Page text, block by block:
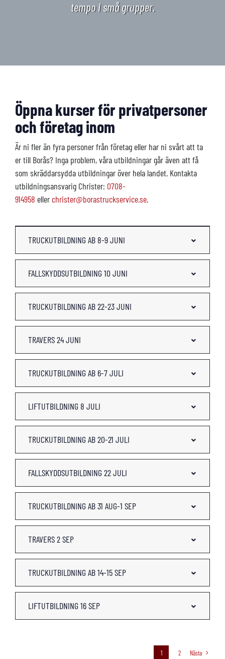
tempo i små grupper.
Öppna kurser för privatpersoner
och företag inom
Är ni fler än fyra personer från företag eller har ni svårt att ta
er till Borås? Inga problem, våra utbildningar går även att få
som skräddarsydda utbildningar över hela landet. Kontakta
utbildningsansvarig Christer: 0708-
914958 eller christer@borastruckservice.se.
TRUCKUTBILDNING AB 8-9 JUNI
FALLSKYDDSUTBILDNING 10 JUNI
TRUCKUTBILDNING AB 22-23 JUNI
TRAVERS 24 JUNI
TRUCKUTBILDNING AB 6-7 JULI
LIFTUTBILDNING 8 JULI
TRUCKUTBILDNING AB 20-21 JULI
FALLSKYDDSUTBILDNING 22 JULI
TRUCKUTBILDNING AB 31 AUG-1 SEP
TRAVERS 2 SEP
TRUCKUTBILDNING AB 14-15 SEP
LIFTUTBILDNING 16 SEP
1 2 Nästa